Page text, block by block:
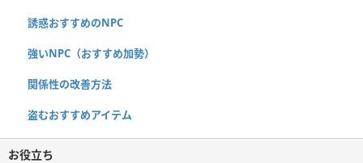
誘惑おすすめのNPC
強いNPC（おすすめ加勢）
関係性の改善方法
盗むおすすめアイテム
お役立ち